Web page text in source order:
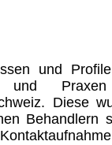
und
und
Diese
Behandlern